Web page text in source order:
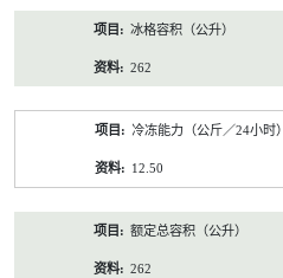
冰格容积（公升）
262
冷冻能力（公斤／24小时）
12.50
额定总容积（公升）
262